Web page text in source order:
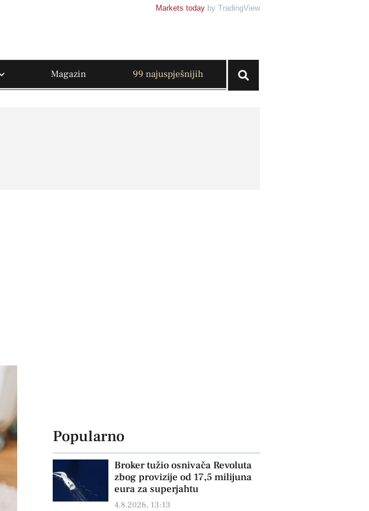
Markets today by TradingView
Magazin 99 najuspješnijih
Popularno
Broker tužio osnivača Revoluta
zbog provizije od 17,5 milijuna
eura za superjahtu
4.8.2026, 13:13